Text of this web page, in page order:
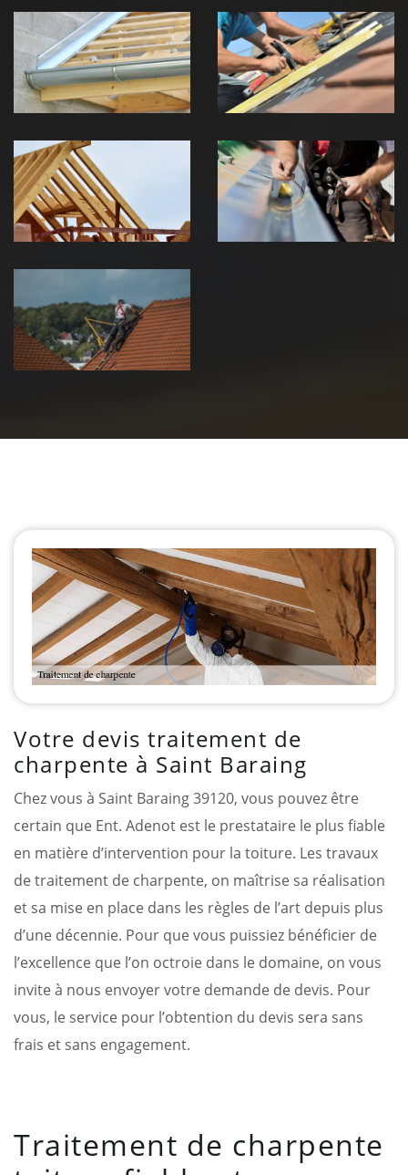
Pose de
Chéneau 39
Jura
Réparation de
toiture 39
Jura
Traitement de
charpente 39
Jura
Travaux de
zinguerie 39
Jura
Urgence fuite
de toiture 39
Jura
Votre devis traitement de
charpente à Saint Baraing
Chez vous à Saint Baraing 39120, vous pouvez être
certain que Ent. Adenot est le prestataire le plus fiable
en matière d’intervention pour la toiture. Les travaux
de traitement de charpente, on maîtrise sa réalisation
et sa mise en place dans les règles de l’art depuis plus
d’une décennie. Pour que vous puissiez bénéficier de
l’excellence que l’on octroie dans le domaine, on vous
invite à nous envoyer votre demande de devis. Pour
vous, le service pour l’obtention du devis sera sans
frais et sans engagement.
Traitement de charpente